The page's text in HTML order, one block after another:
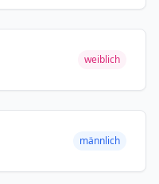
weiblich
männlich